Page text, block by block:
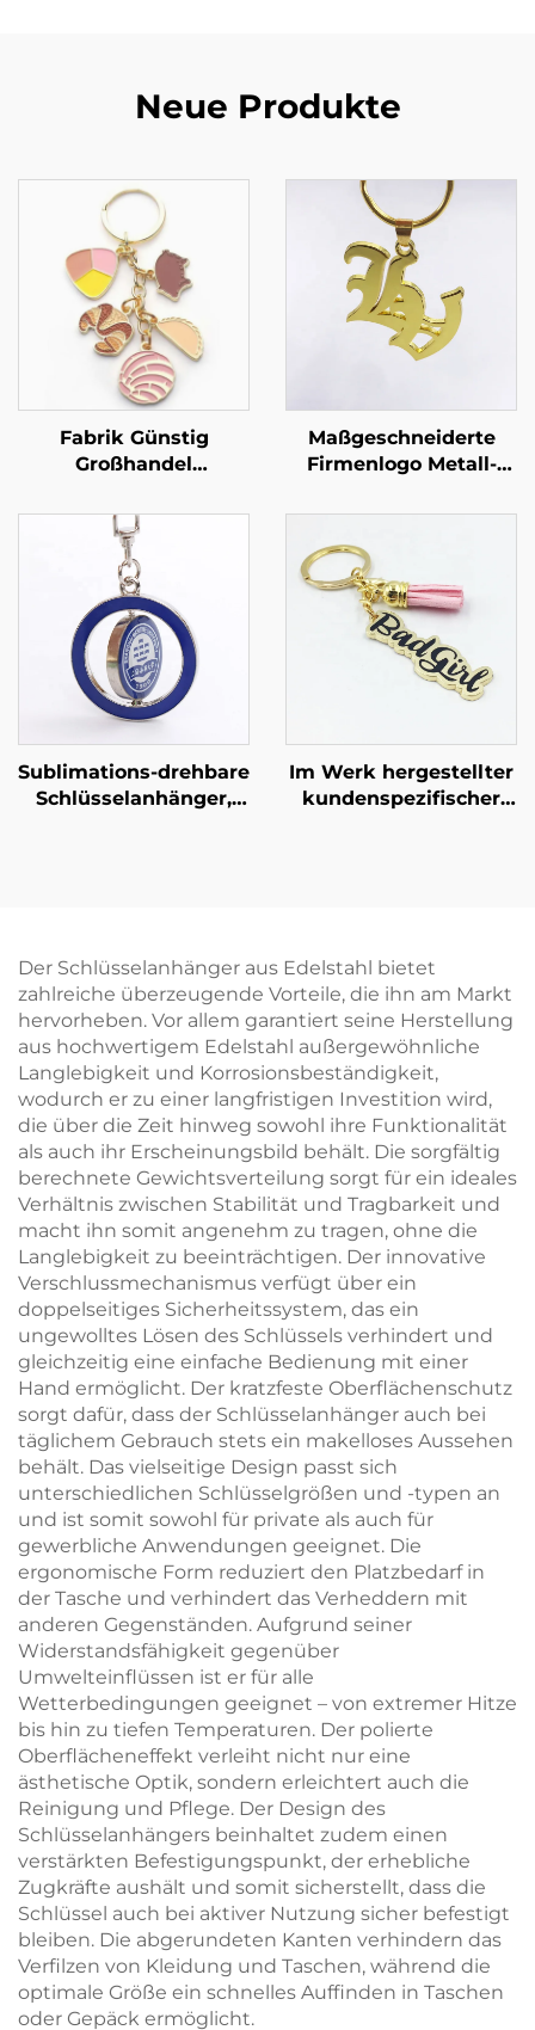
Neue Produkte
Fabrik Günstig
Großhandel
Schlüsselanhänger
Personalisierte
Niedliche Logo
Großhandel Custom
Buchstabe Hartemaille
Schlüsselanhänger
Maßgeschneiderte
Firmenlogo Metall-
Goldbuchstabe
Schlüsselanhänger
Hersteller
Sublimations-drehbare
Schlüsselanhänger,
Schlüsselanhänger
Im Werk hergestellter
kundenspezifischer
Der Schlüsselanhänger aus Edelstahl bietet
zahlreiche überzeugende Vorteile, die ihn am Markt
hervorheben. Vor allem garantiert seine Herstellung
aus hochwertigem Edelstahl außergewöhnliche
Langlebigkeit und Korrosionsbeständigkeit,
wodurch er zu einer langfristigen Investition wird,
die über die Zeit hinweg sowohl ihre Funktionalität
als auch ihr Erscheinungsbild behält. Die sorgfältig
berechnete Gewichtsverteilung sorgt für ein ideales
Verhältnis zwischen Stabilität und Tragbarkeit und
macht ihn somit angenehm zu tragen, ohne die
Langlebigkeit zu beeinträchtigen. Der innovative
Verschlussmechanismus verfügt über ein
doppelseitiges Sicherheitssystem, das ein
ungewolltes Lösen des Schlüssels verhindert und
gleichzeitig eine einfache Bedienung mit einer
Hand ermöglicht. Der kratzfeste Oberflächenschutz
sorgt dafür, dass der Schlüsselanhänger auch bei
täglichem Gebrauch stets ein makelloses Aussehen
behält. Das vielseitige Design passt sich
unterschiedlichen Schlüsselgrößen und -typen an
und ist somit sowohl für private als auch für
gewerbliche Anwendungen geeignet. Die
ergonomische Form reduziert den Platzbedarf in
der Tasche und verhindert das Verheddern mit
anderen Gegenständen. Aufgrund seiner
Widerstandsfähigkeit gegenüber
Umwelteinflüssen ist er für alle
Wetterbedingungen geeignet – von extremer Hitze
bis hin zu tiefen Temperaturen. Der polierte
Oberflächeneffekt verleiht nicht nur eine
ästhetische Optik, sondern erleichtert auch die
Reinigung und Pflege. Der Design des
Schlüsselanhängers beinhaltet zudem einen
verstärkten Befestigungspunkt, der erhebliche
Zugkräfte aushält und somit sicherstellt, dass die
Schlüssel auch bei aktiver Nutzung sicher befestigt
bleiben. Die abgerundeten Kanten verhindern das
Verfilzen von Kleidung und Taschen, während die
optimale Größe ein schnelles Auffinden in Taschen
oder Gepäck ermöglicht.